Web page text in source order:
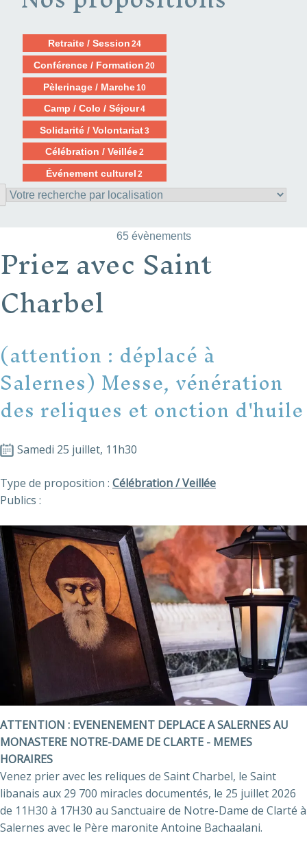
Retraite / Session 24
Conférence / Formation 20
Pèlerinage / Marche10
Camp / Colo / Séjour4
Solidarité / Volontariat3
Célébration / Veillée2
Événement culturel 2
65 évènements
Priez avec Saint
Charbel
(attention : déplacé à
Salernes) Messe, vénération
des reliques et onction d'huile
Samedi 25 juillet, 11h30
Type de proposition : Célébration / Veillée
Publics :
ATTENTION : EVENENEMENT DEPLACE A SALERNES AU
MONASTERE NOTRE-DAME DE CLARTE - MEMES
HORAIRES
Venez prier avec les reliques de Saint Charbel, le Saint
libanais aux 29 700 miracles documentés, le 25 juillet 2026
de 11H30 à 17H30 au Sanctuaire de Notre-Dame de Clarté à
Salernes avec le Père maronite Antoine Bachaalani.